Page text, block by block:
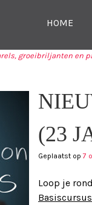
MENU
SKIP
HOME
groeibriljanten en
(23
Geplaatst op7
Loop je